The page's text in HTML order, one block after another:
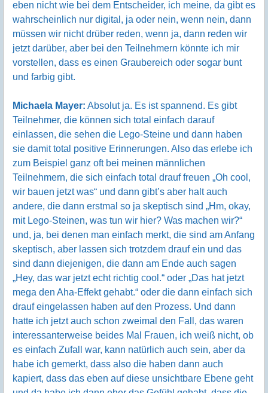
eben nicht wie bei dem Entscheider, ich meine, da gibt es
wahrscheinlich nur digital, ja oder nein, wenn nein, dann
müssen wir nicht drüber reden, wenn ja, dann reden wir
jetzt darüber, aber bei den Teilnehmern könnte ich mir
vorstellen, dass es einen Graubereich oder sogar bunt
und farbig gibt.
Michaela Mayer: Absolut ja. Es ist spannend. Es gibt
Teilnehmer, die können sich total einfach darauf
einlassen, die sehen die Lego-Steine und dann haben
sie damit total positive Erinnerungen. Also das erlebe ich
zum Beispiel ganz oft bei meinen männlichen
Teilnehmern, die sich einfach total drauf freuen „Oh cool,
wir bauen jetzt was“ und dann gibt’s aber halt auch
andere, die dann erstmal so ja skeptisch sind „Hm, okay,
mit Lego-Steinen, was tun wir hier? Was machen wir?“
und, ja, bei denen man einfach merkt, die sind am Anfang
skeptisch, aber lassen sich trotzdem drauf ein und das
sind dann diejenigen, die dann am Ende auch sagen
„Hey, das war jetzt echt richtig cool.“ oder „Das hat jetzt
mega den Aha-Effekt gehabt.“ oder die dann einfach sich
drauf eingelassen haben auf den Prozess. Und dann
hatte ich jetzt auch schon zweimal den Fall, das waren
interessanterweise beides Mal Frauen, ich weiß nicht, ob
es einfach Zufall war, kann natürlich auch sein, aber da
habe ich gemerkt, dass also die haben dann auch
kapiert, dass das eben auf diese unsichtbare Ebene geht